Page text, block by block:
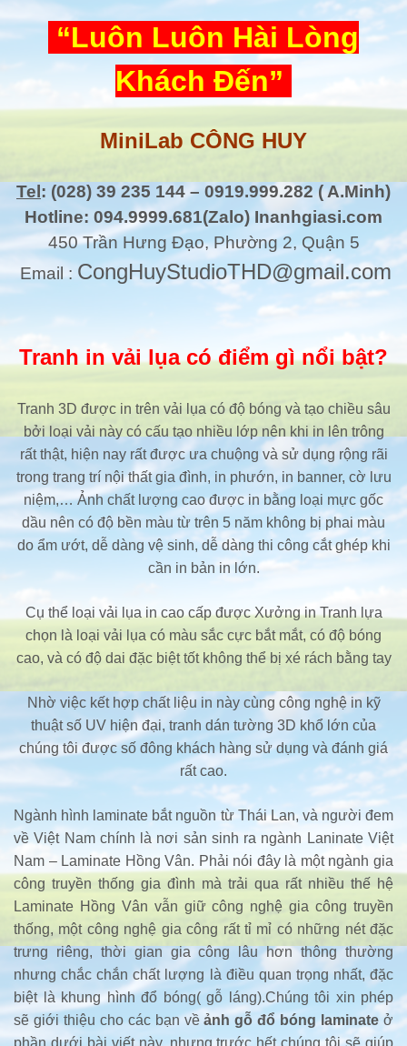
“Luôn Luôn Hài Lòng
Khách Đến”
MiniLab CÔNG HUY
Tel : (028) 39 235 144 – 0919.999.282 ( A.Minh)
Hotline: 094.9999.681(Zalo) Inanhgiasi.com
450 Trần Hưng Đạo, Phường 2, Quận 5
Email : CongHuyStudioTHD@gmail.com
Tranh in vải lụa có điểm gì nổi bật?
Tranh 3D được in trên vải lụa có độ bóng và tạo chiều sâu
bởi loại vải này có cấu tạo nhiều lớp nên khi in lên trông
rất thật, hiện nay rất được ưa chuộng và sử dụng rộng rãi
trong trang trí nội thất gia đình, in phướn, in banner, cờ lưu
niệm,… Ảnh chất lượng cao được in bằng loại mực gốc
dầu nên có độ bền màu từ trên 5 năm không bị phai màu
do ẩm ướt, dễ dàng vệ sinh, dễ dàng thi công cắt ghép khi
cần in bản in lớn.
Cụ thể loại vải lụa in cao cấp được Xưởng in Tranh lựa
chọn là loại vải lụa có màu sắc cực bắt mắt, có độ bóng
cao, và có độ dai đặc biệt tốt không thể bị xé rách bằng tay
Nhờ việc kết hợp chất liệu in này cùng công nghệ in kỹ
thuật số UV hiện đại, tranh dán tường 3D khổ lớn của
chúng tôi được số đông khách hàng sử dụng và đánh giá
rất cao.
Ngành hình laminate bắt nguồn từ Thái Lan, và người đem
về Việt Nam chính là nơi sản sinh ra ngành Laninate Việt
Nam – Laminate Hồng Vân. Phải nói đây là một ngành gia
công truyền thống gia đình mà trải qua rất nhiều thế hệ
Laminate Hồng Vân vẫn giữ công nghệ gia công truyền
thống, một công nghệ gia công rất tỉ mỉ có những nét đặc
trưng riêng, thời gian gia công lâu hơn thông thường
nhưng chắc chắn chất lượng là điều quan trọng nhất, đặc
biệt là khung hình đổ bóng( gỗ láng).Chúng tôi xin phép
sẽ giới thiệu cho các bạn vềảnh gỗ đổ bóng laminateở